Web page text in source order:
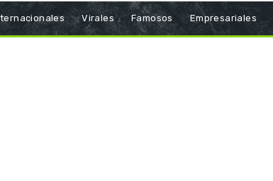
Virales Famosos Empresariales